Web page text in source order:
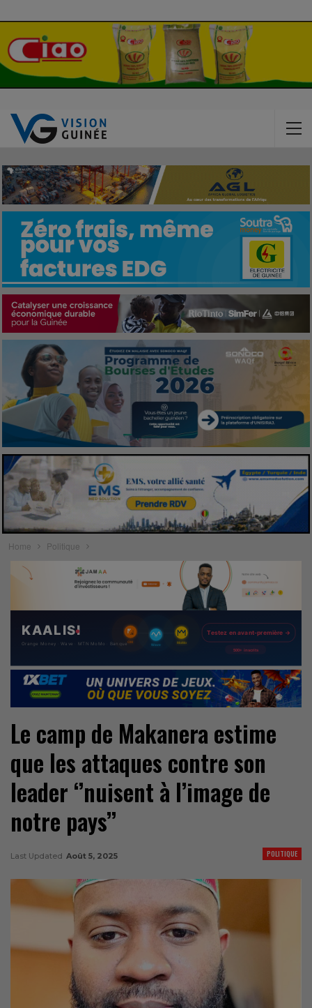
Home Politique
Le camp de Makanera estime
que les attaques contre son
leader ‘’nuisent à l’image de
notre pays’’
POLITIQUE
Last Updated Août 5, 2025